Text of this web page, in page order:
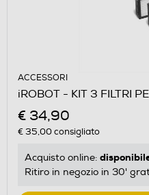
ACCESSORI
iROBOT - KIT 3 FILTRI
€ 34,90
€ 35,00consigliato
Acquisto online:
Ritiro in negozio in 30'